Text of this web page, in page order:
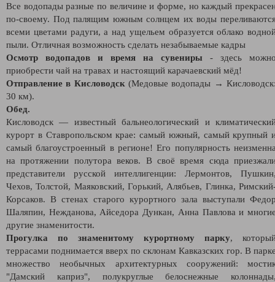
Все водопады разные по величине и форме, но каждый
по-своему. Под палящим южным солнцем их воды
всеми цветами радуги, а над ущельем образуется облако
пыли. Отличная возможность сделать незабываемые кадры
Осмотр водопадов и время на сувениры - здесь
приобрести чай на травах и настоящий карачаевский мёд!
Отправление в Кисловодск (Медовые водопады →
30 км).
Обед.
Кисловодск — известный бальнеологический и
курорт в Ставропольском крае: самый южный, самый крупный
самый благоустроенный в регионе! Его популярность
на протяжении полутора веков. В своё время сюда
представители русской интеллигенции: Лермонтов,
Чехов, Толстой, Маяковский, Горький, Алябьев, Глинка,
Корсаков. В стенах старого курортного зала выступали
Шаляпин, Нежданова, Айседора Дункан, Анна Павлова и
другие знаменитости.
Прогулка по знаменитому курортному парку,
террасами поднимается вверх по склонам Кавказских гор. В
множество необычных архитектурных сооружений:
"Дамский каприз", полукруглые белоснежные